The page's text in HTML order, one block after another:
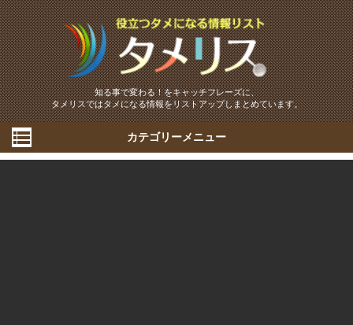
知る事で変わる！をキャッチフレーズに、
タメリスではタメになる情報をリストアップしまとめています。
カテゴリーメニュー